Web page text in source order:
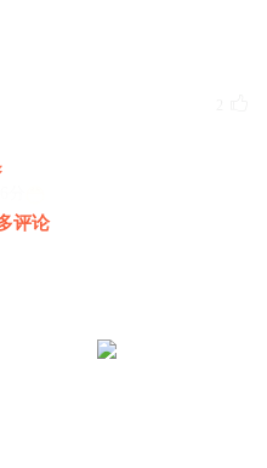
评论